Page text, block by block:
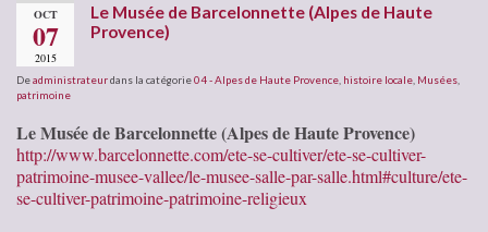
OCT
07
2015
Le Musée de Barcelonnette (Alpes de Haute
Provence)
Deadministrateurdans la catégorie04 - Alpes de Haute Provence histoire locale Musées
patrimoine
Le Musée de Barcelonnette (Alpes de Haute Provence)
http://www.barcelonnette.com/ete-se-cultiver/ete-se-cultiver-
patrimoine-musee-vallee/le-musee-salle-par-salle.html#culture/ete-
se-cultiver-patrimoine-patrimoine-religieux